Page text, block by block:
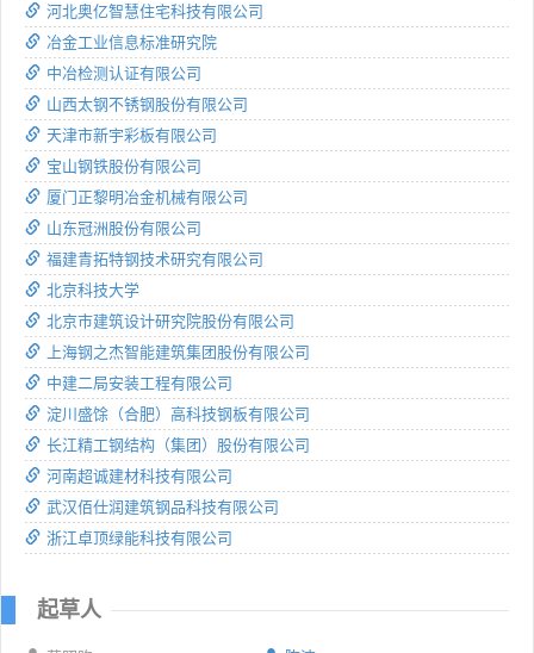
河北奥亿智慧住宅科技有限公司
冶金工业信息标准研究院
中冶检测认证有限公司
山西太钢不锈钢股份有限公司
天津市新宇彩板有限公司
宝山钢铁股份有限公司
厦门正黎明冶金机械有限公司
山东冠洲股份有限公司
福建青拓特钢技术研究有限公司
北京科技大学
北京市建筑设计研究院股份有限公司
上海钢之杰智能建筑集团股份有限公司
中建二局安装工程有限公司
淀川盛馀（合肥）高科技钢板有限公司
长江精工钢结构（集团）股份有限公司
河南超诚建材科技有限公司
武汉佰仕润建筑钢品科技有限公司
浙江卓顶绿能科技有限公司
起草人